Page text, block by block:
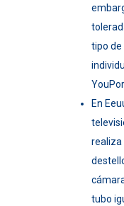
tipo de
En
realiza
tubo